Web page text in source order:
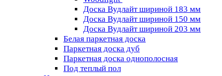
Доска Вудлайт шириной 183 мм
Доска Вудлайт шириной 150 мм
Доска Вудлайт шириной 203 мм
Белая паркетная доска
Паркетная доска дуб
Паркетная доска однополосная
Под теплый пол